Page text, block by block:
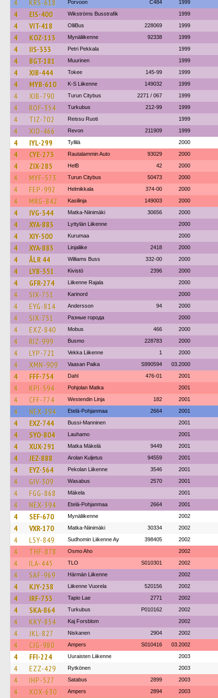
4 KRS-618 Porvoon C484 1999
4 EIS-400 Wikströms Busstrafik 1999
4 VIT-418 OlliBus 228069 1999
4 KOZ-113 Mynäliikenne 92338 1999
4 IIS-333 Petri Pekkala 1999
4 BGT-181 Muurinen 1999
4 XIB-444 Tokee 145-99 1999
4 MYB-610 K-S Liikenne 149032 1999
4 XIB-790 Turun Citybus 2271 / 067 1999
4 ROF-354 Turkubus 212-99 1999
4 TIZ-702 Reissu Ruoti 1999
4 XIO-466 Revon 211909 1999
4 IYL-299 Tyllilä 2000
4 CYE-273 Rautalammin Auto 93029 2000
4 ZIX-285 HelB 42 2000
4 MYF-573 Turun Citybus 50473 2000
4 FEP-992 Helmikkala 374-00 2000
4 MRG-842 Kasilinja 149003 2000
4 IVG-344 Matka-Niinimäki 30656 2000
4 XYA-883 Lyttylän Liikenne 2000
4 XIY-500 Kurumaa 2000
4 XYA-883 Linjaliike 2418 2000
4 ÅLR 44 Williams Buss 332-00 2000
4 LYB-351 Kivistö 2396 2000
4 GFR-274 Liikenne Rajala 2000
4 SIX-751 Karinord 2000
4 EYG-814 Andersson 94 2000
4 SIX-751 Разные города 2000
4 EXZ-840 Mobus 466 2000
4 RIZ-999 Busmo 228783 2000
4 LYP-721 Vekka Liikenne 1 2000
4 XMN-909 Vaasan Paika S990594 03.2000
4 FFF-754 Dahl 476-01 2001
4 KPI-594 Pohjolan Matka 2001
4 CFF-774 Westendin Linja 182 2001
4 NEX-394 Etelä-Pohjanmaa 2664 2001
4 EXZ-744 Bussi-Manninen 2001
4 SYO-804 Lauhamo 2001
4 XUX-291 Matka Mäkelä 9449 2001
4 JEZ-888 Arolan Kuljetus 94559 2001
4 EYZ-564 Pekolan Liikenne 3546 2001
4 GIV-309 Wasabus 2570 2001
4 FGG-868 Mäkela 2001
4 NEX-394 Etelä-Pohjanmaa 2664 2001
4 SEF-670 Mynäliikenne 2002
4 VXR-170 Matka-Niinimäki 30334 2002
4 LSY-849 Sudhomin Liikenne Ay 398405 2002
4 THF-878 Osmo Aho 2002
4 ILA-445 TLO S010301 2002
4 SAF-969 Härmän Liikenne 2002
4 KJY-238 Liikenne Vuorela 520156 2002
4 IRF-753 Tapio Lae 2771 2002
4 SKA-864 Turkubus P010162 2002
4 KKY-854 Kaj Forsblom 2002
4 JKL-827 Niskanen 2904 2002
4 CJG-980 Ampers S010416 03.2002
4 FFI-224 Uuraisten Liikenne 2003
4 EZZ-429 Rytkönen 2003
4 IHP-527 Satabus 2899 2003
4 XOX-630 Ampers 2894 2003